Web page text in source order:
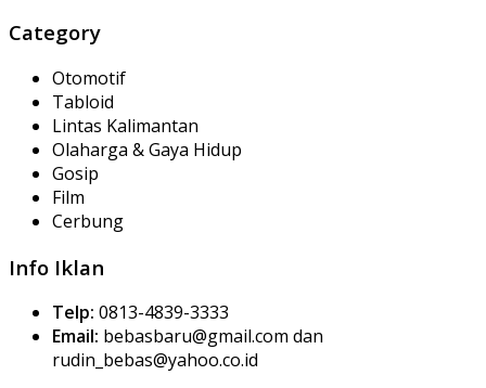
Category
Otomotif
Tabloid
Lintas Kalimantan
Olaharga & Gaya Hidup
Gosip
Film
Cerbung
Info Iklan
Telp: 0813-4839-3333
Email: bebasbaru@gmail.com dan
rudin_bebas@yahoo.co.id